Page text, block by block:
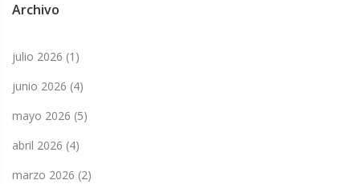
Archivo
julio 2026 (1)
junio 2026 (4)
mayo 2026 (5)
abril 2026 (4)
marzo 2026 (2)